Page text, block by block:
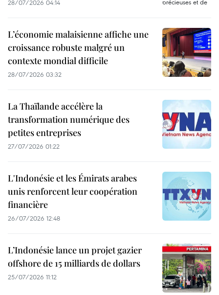
28/07/2026 04:14
L’économie malaisienne affiche une
croissance robuste malgré un
contexte mondial difficile
28/07/2026 03:32
La Thaïlande accélère la
transformation numérique des
petites entreprises
27/07/2026 01:22
L'Indonésie et les Émirats arabes
unis renforcent leur coopération
financière
26/07/2026 12:48
L’Indonésie lance un projet gazier
offshore de 15 milliards de dollars
25/07/2026 11:12